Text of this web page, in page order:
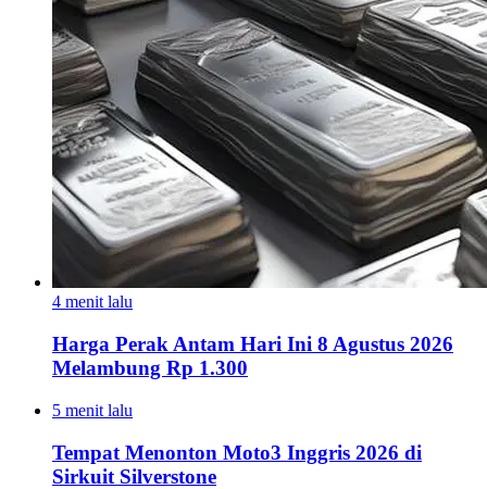
4 menit lalu
Harga Perak Antam Hari Ini 8 Agustus 2026
Melambung Rp 1.300
5 menit lalu
Tempat Menonton Moto3 Inggris 2026 di
Sirkuit Silverstone